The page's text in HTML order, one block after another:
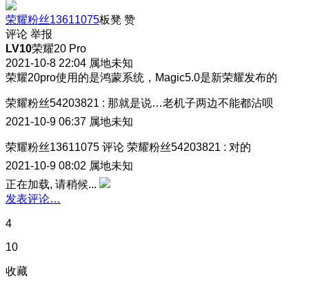
荣耀粉丝13611075板凳 赞
评论 举报
LV10荣耀20 Pro
2021-10-8 22:04 属地未知
荣耀20pro使用的是鸿蒙系统，Magic5.0是新荣耀发布的
荣耀粉丝54203821 : 那就是说…老机子两边不能都沾呗
2021-10-9 06:37 属地未知
荣耀粉丝13611075 评论 荣耀粉丝54203821 : 对的
2021-10-9 08:02 属地未知
正在加载, 请稍候...
发表评论…
4
10
收藏